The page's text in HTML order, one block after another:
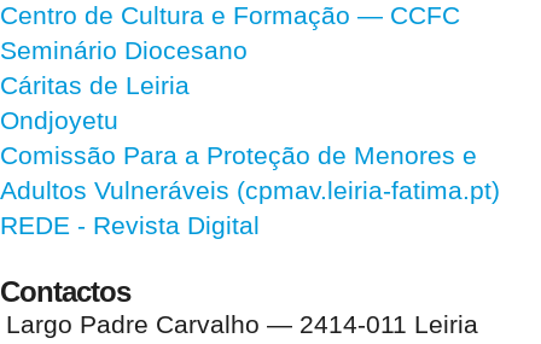
Centro de Cultura e Formação — CCFC
Seminário Diocesano
Cáritas de Leiria
Ondjoyetu
Comissão Para a Proteção de Menores e
Adultos Vulneráveis (cpmav.leiria-fatima.pt)
REDE - Revista Digital
Contactos
Largo Padre Carvalho — 2414-011 Leiria